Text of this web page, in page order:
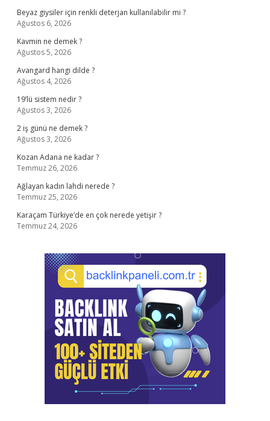
Beyaz giysiler için renkli deterjan kullanılabilir mi ?
Ağustos 6, 2026
Kavmin ne demek ?
Ağustos 5, 2026
Avangard hangi dilde ?
Ağustos 4, 2026
19’lü sistem nedir ?
Ağustos 3, 2026
2 iş günü ne demek ?
Ağustos 3, 2026
Kozan Adana ne kadar ?
Temmuz 26, 2026
Ağlayan kadın lahdi nerede ?
Temmuz 25, 2026
Karaçam Türkiye’de en çok nerede yetişir ?
Temmuz 24, 2026